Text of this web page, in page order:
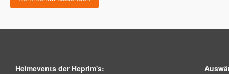
Heimevents der Heprim's: